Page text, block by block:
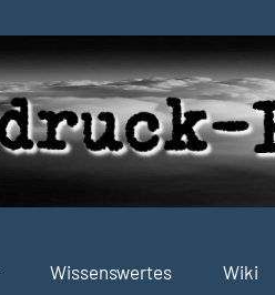
Wissenswertes Wiki